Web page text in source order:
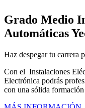
Grado Medio
Automáticas
Haz despegar tu carrera
Con el Instalaciones
Electrónica podrás
con una sólida